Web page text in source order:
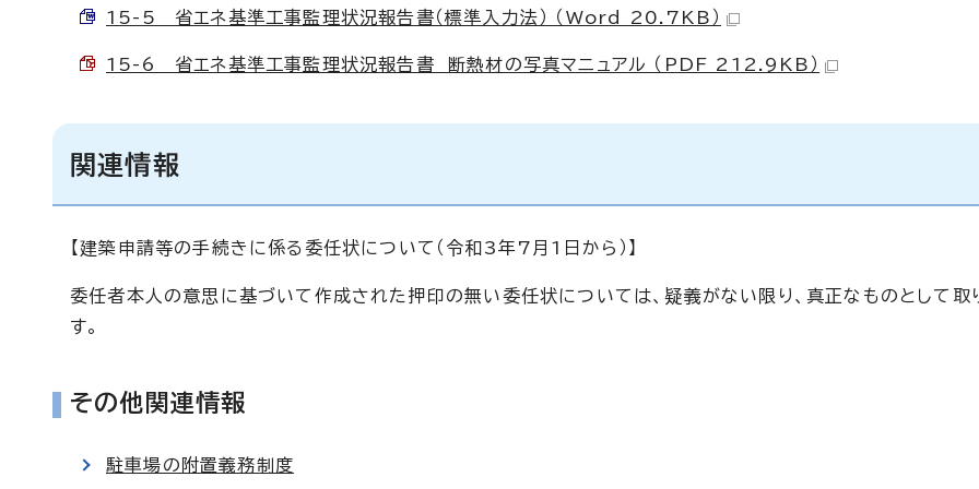
15-5 省エネ基準工事監理状況報告書（標準入力法） （Word 20.7KB）
15-6 省エネ基準工事監理状況報告書 断熱材の写真マニュアル （PDF 212.9KB）
関連情報
【建築申請等の手続きに係る委任状について（令和3年7月1日から）】
委任者本人の意思に基づいて作成された押印の無い委任状については、疑義がない限り、真正なものとして取
す。
その他関連情報
駐車場の附置義務制度